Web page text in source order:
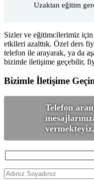
Uzaktan eğitim
Sizler ve eğitimcilerimiz için
etkileri azalttık. Özel ders
telefon ile arayarak, ya da
bizimle iletişime geçebilir,
Bizimle İletişime
Telefon
vermekteyiz.